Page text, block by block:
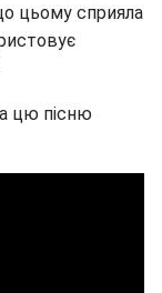
цьому сприяла
цю пісню